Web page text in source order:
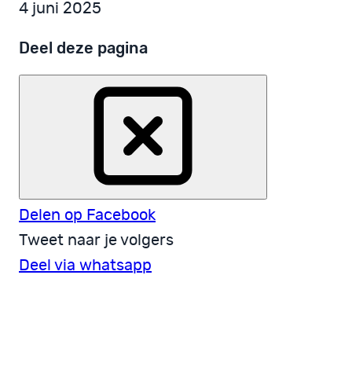
4 juni 2025
Deel deze pagina
Delen op Facebook
Tweet naar je volgers
Deel via whatsapp